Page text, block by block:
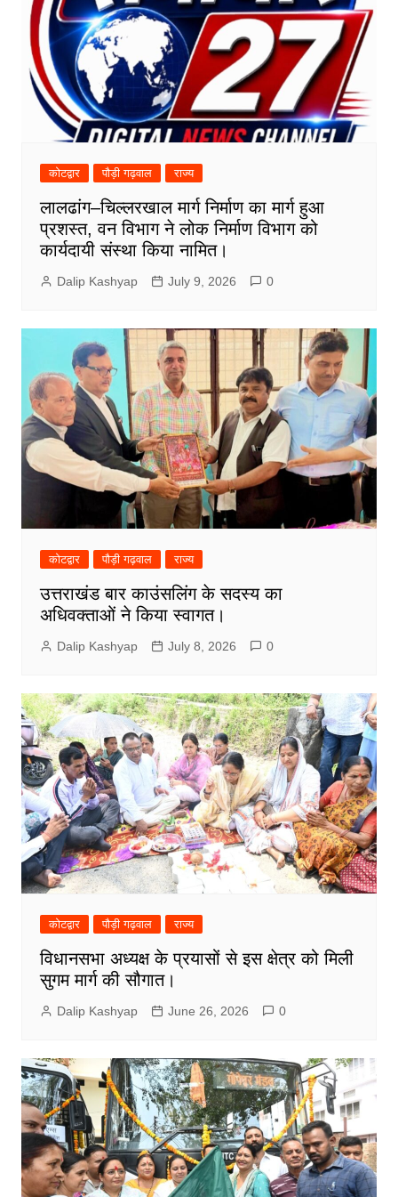
कोटद्वार पौड़ी गढ़वाल राज्य
लालढांग–चिल्लरखाल मार्ग निर्माण का मार्ग हुआ
प्रशस्त, वन विभाग ने लोक निर्माण विभाग को
कार्यदायी संस्था किया नामित।
Dalip Kashyap July 9, 2026 0
कोटद्वार पौड़ी गढ़वाल राज्य
उत्तराखंड बार काउंसलिंग के सदस्य का
अधिवक्ताओं ने किया स्वागत।
Dalip Kashyap July 8, 2026 0
कोटद्वार पौड़ी गढ़वाल राज्य
विधानसभा अध्यक्ष के प्रयासों से इस क्षेत्र को मिली
सुगम मार्ग की सौगात।
Dalip Kashyap June 26, 2026 0